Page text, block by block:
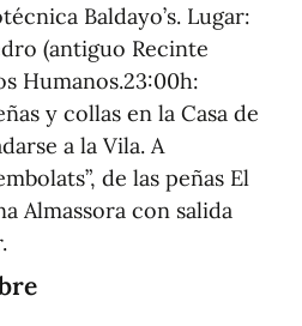
Baldayo’s. Lugar:
(antiguo Recinte
Humanos.23:00h:
y collas en la Casa de
a la Vila. A
de las peñas El
Almassora con salida